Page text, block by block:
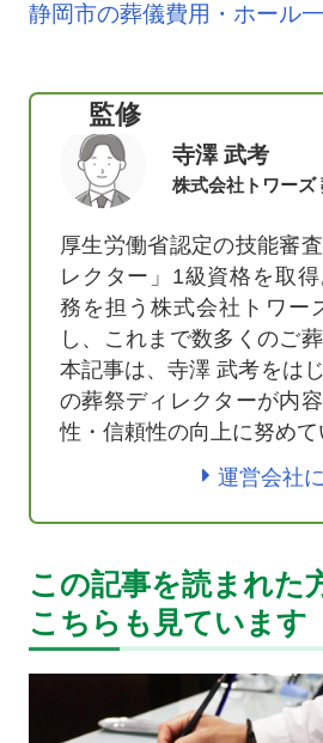
静岡市の葬儀費用・ホール
監修
寺澤 武考
株式会社トワーズ
厚生労働省認定の技能審
レクター」1級資格を取
務を担う株式会社トワー
し、これまで数多くのご
本記事は、寺澤 武考をは
の葬祭ディレクターが内
性・信頼性の向上に努めて
運営会社
この記事を読まれた
こちらも見ています